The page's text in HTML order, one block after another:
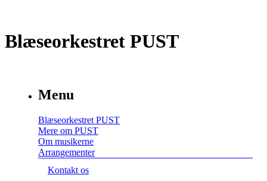
Blæseorkestret PUST
Menu
Blæseorkestret PUST
Mere om PUST
Om musikerne
Arrangementer
Kontakt os